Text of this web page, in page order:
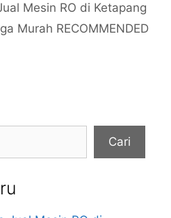
Mesin RO di Ketapang
Murah RECOMMENDED
Cari